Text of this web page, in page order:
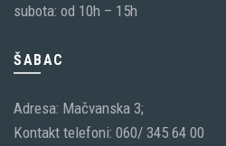
subota: od 10h – 15h
ŠABAC
Adresa: Mačvanska 3;
Kontakt telefoni: 060/ 345 64 00